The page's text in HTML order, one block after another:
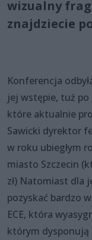
wizualny
znajdziecie
Konferencja
jej wstępie, tuż po
które aktualnie
Sawicki dyrektor
w roku ubiegłym
miasto Szczecin
zł) Natomiast dla
pozyskać bardzo
ECE, która
którym dysponują